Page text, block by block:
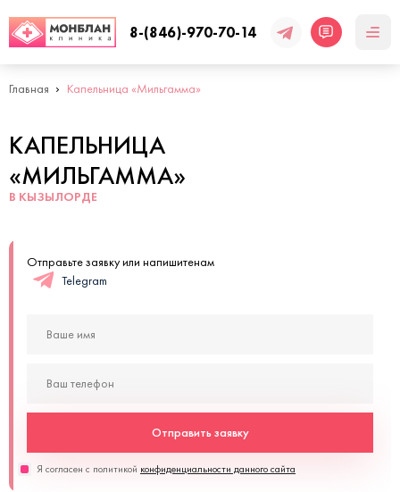
8-(846)-970-70-14
Главная Капельница «Мильгамма»
КАПЕЛЬНИЦА
«МИЛЬГАММА»
В КЫЗЫЛОРДЕ
Отправьте заявку или напишитенам
Telegram
Отправить заявку
Я согласен с политикой конфиденциальности данного сайта